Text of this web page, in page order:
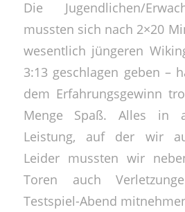
Die Jugendlichen/
mussten sich nach 2×20
wesentlich jüngeren
3:13 geschlagen geben –
dem Erfahrungsgewinn
Menge Spaß. Alles in
Leistung, auf der wir
Leider mussten wir
Toren auch
Testspiel-Abend